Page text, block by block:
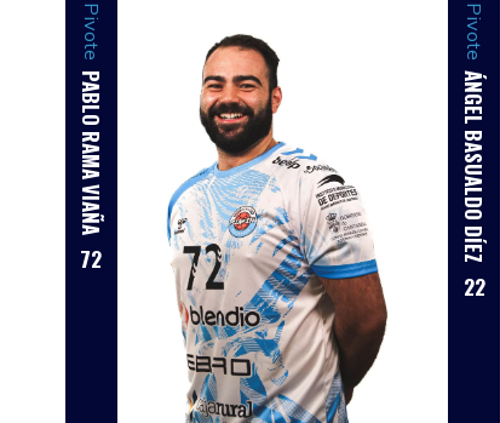
Pivote
PABLO RAMA VIAÑA
72
Pivote
ÁNGEL BASUALDO DÍEZ
22